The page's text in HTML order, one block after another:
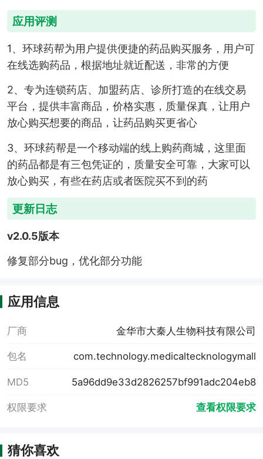
应用评测
1、环球药帮为用户提供便捷的药品购买服务，用户可
在线选购药品，根据地址就近配送，非常的方便
2、专为连锁药店、加盟药店、诊所打造的在线交易
平台，提供丰富商品，价格实惠，质量保真，让用户
放心购买想要的商品，让药品购买更省心
3、环球药帮是一个移动端的线上购药商城，这里面
的药品都是有三包凭证的，质量安全可靠，大家可以
放心购买，有些在药店或者医院买不到的药
更新日志
v2.0.5版本
修复部分bug，优化部分功能
应用信息
厂商 金华市大秦人生物科技有限公司
包名 com.technology.medicaltecknologymall
MD5 5a96dd9e33d2826257bf991adc204eb8
权限要求 查看权限要求
猜你喜欢